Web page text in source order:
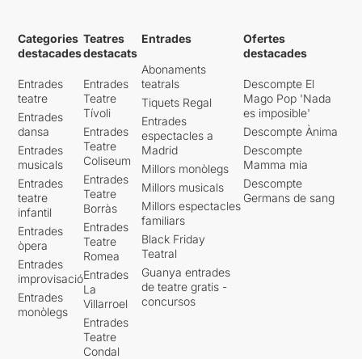
Categories
destacades
Entrades
teatre
Entrades
dansa
Entrades
musicals
Entrades
teatre
infantil
Entrades
òpera
Entrades
improvisació
Entrades
monòlegs
Teatres
destacats
Entrades
Teatre
Tívoli
Entrades
Teatre
Coliseum
Entrades
Teatre
Borràs
Entrades
Teatre
Romea
Entrades
La
Villarroel
Entrades
Teatre
Condal
Entrades
Abonaments
teatrals
Tiquets Regal
Entrades
espectacles a
Madrid
Millors monòlegs
Millors musicals
Millors espectacles
familiars
Black Friday
Teatral
Guanya entrades
de teatre gratis -
concursos
Ofertes
destacades
Descompte El
Mago Pop 'Nada
es imposible'
Descompte Ànima
Descompte
Mamma mia
Descompte
Germans de sang